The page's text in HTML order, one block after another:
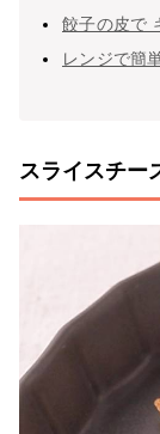
餃子の皮で
レンジで簡
スライスチー